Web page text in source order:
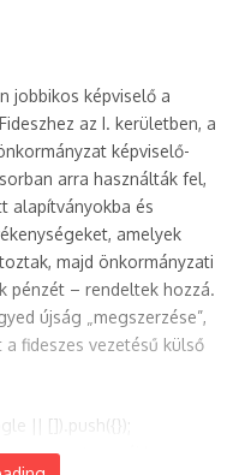
jobbikos képviselő a
az I. kerületben, a
képviselő-
arra használták fel,
alapítványokba és
amelyek
majd önkormányzati
pénzét – rendeltek hozzá.
újság „megszerzése”,
fideszes vezetésű külső
|| []).push({});
az új lap